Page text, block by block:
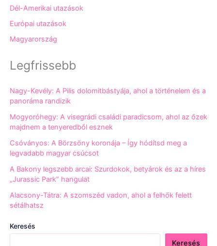
Dél-Amerikai utazások
Európai utazások
Magyarország
Legfrissebb
Nagy-Kevély: A Pilis dolomitbástyája, ahol a történelem és a
panoráma randizik
Mogyoróhegy: A visegrádi családi paradicsom, ahol az őzek
majdnem a tenyeredből esznek
Csóványos: A Börzsöny koronája – Így hódítsd meg a
legvadabb magyar csúcsot
A Bakony legszebb arcai: Szurdokok, betyárok és az a híres
„Jurassic Park” hangulat
Alacsony-Tátra: A szomszéd vadon, ahol a felhők felett
sétálhatsz
Keresés
Keresés